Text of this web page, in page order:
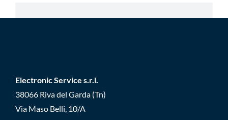
Electronic Service s.r.l.
38066 Riva del Garda (Tn)
Via Maso Belli, 10/A